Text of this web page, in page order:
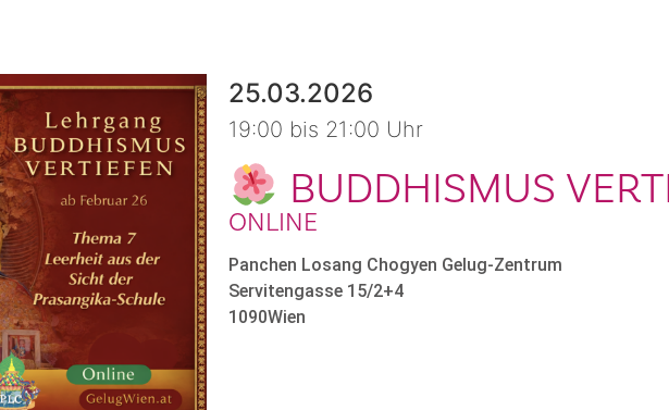
25.03.2026
19:00 bis 21:00 Uhr
BUDDHISMUS
ONLINE
Panchen Losang Chogyen Gelug-Zentrum
Servitengasse 15/2+4
1090Wien